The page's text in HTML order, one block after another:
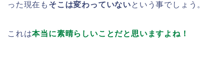
った現在も そこは変わっていないという事でしょう。
これは本当に素晴らしいことだと思いますよね！